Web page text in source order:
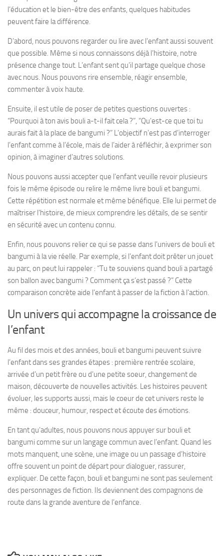
l’éducation et le bien-être des enfants, quelques habitudes
peuvent faire la différence.
D’abord, nous pouvons regarder ou lire avec l’enfant aussi souvent
que possible. Même si nous connaissons déjà l’histoire, notre
présence change tout. L’enfant sent qu’il partage quelque chose
avec nous. Nous pouvons rire ensemble, réagir ensemble,
commenter à voix haute.
Ensuite, il est utile de poser de petites questions ouvertes :
“Pourquoi à ton avis bouli a-t-il fait cela ?”, “Qu’est-ce que toi tu
aurais fait à la place de bangumi ?” L’objectif n’est pas d’interroger
l’enfant comme à l’école, mais de l’aider à réfléchir, à exprimer son
opinion, à imaginer d’autres solutions.
Nous pouvons aussi accepter que l’enfant veuille revoir plusieurs
fois le même épisode ou relire le même livre bouli et bangumi.
Cette répétition est normale et même bénéfique. Elle lui permet de
maîtriser l’histoire, de mieux comprendre les détails, de se sentir
en sécurité avec un contenu connu.
Enfin, nous pouvons relier ce qui se passe dans l’univers de bouli et
bangumi à la vie réelle. Par exemple, si l’enfant doit prêter un jouet
au parc, on peut lui rappeler : “Tu te souviens quand bouli a partagé
son ballon avec bangumi ? Comment ça s’est passé ?” Cette
comparaison concrète aide l’enfant à passer de la fiction à l’action.
Un univers qui accompagne la croissance de
l’enfant
Au fil des mois et des années, bouli et bangumi peuvent suivre
l’enfant dans ses grandes étapes : première rentrée scolaire,
arrivée d’un petit frère ou d’une petite soeur, changement de
maison, découverte de nouvelles activités. Les histoires peuvent
évoluer, les supports aussi, mais le coeur de cet univers reste le
même : douceur, humour, respect et écoute des émotions.
En tant qu’adultes, nous pouvons nous appuyer sur bouli et
bangumi comme sur un langage commun avec l’enfant. Quand les
mots manquent, une scène, une image ou un passage d’histoire
offre souvent un point de départ pour dialoguer, rassurer,
expliquer. De cette façon, bouli et bangumi ne sont pas seulement
des personnages de fiction. Ils deviennent des compagnons de
route dans la grande aventure de l’enfance.